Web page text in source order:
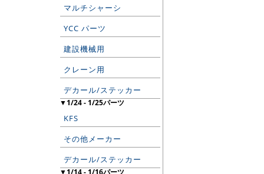
マルチシャーシ
YCC パーツ
建設機械用
クレーン用
デカール/ステッカー
▼1/24 - 1/25パーツ
KFS
その他メーカー
デカール/ステッカー
▼1/14 - 1/16パーツ